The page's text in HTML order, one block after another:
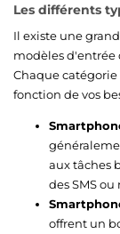
Les différents
Il existe une
modèles d'entrée
Chaque catégorie
fonction de vos
aux tâches
des SMS
offrent un